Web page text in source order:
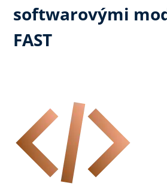
softwarovými
FAST